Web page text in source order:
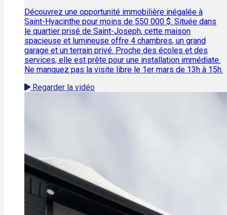
Découvrez une opportunité immobilière inégalée à
Saint-Hyacinthe pour moins de 550 000 $. Située dans
le quartier prisé de Saint-Joseph, cette maison
spacieuse et lumineuse offre 4 chambres, un grand
garage et un terrain privé. Proche des écoles et des
services, elle est prête pour une installation immédiate.
Ne manquez pas la visite libre le 1er mars de 13h à 15h.
Regarder la vidéo